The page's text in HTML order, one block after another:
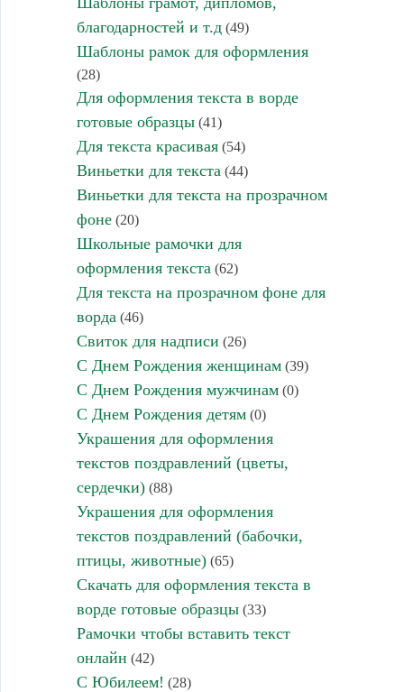
благодарностей и т.д(49)
Шаблоны рамок для оформления
(28)
Для оформления текста в ворде
готовые образцы(41)
Для текста красивая(54)
Виньетки для текста (44)
Виньетки для текста на прозрачном
фоне(20)
Школьные рамочки для
оформления текста (62)
Для текста на прозрачном фоне для
ворда (46)
Свиток для надписи (26)
С Днем Рождения женщинам(39)
С Днем Рождения мужчинам(0)
С Днем Рождения детям(0)
Украшения для оформления
текстов поздравлений (цветы,
сердечки)(88)
Украшения для оформления
текстов поздравлений (бабочки,
птицы, животные)(65)
Скачать для оформления текста в
ворде готовые образцы(33)
Рамочки чтобы вставить текст
онлайн (42)
С Юбилеем! (28)